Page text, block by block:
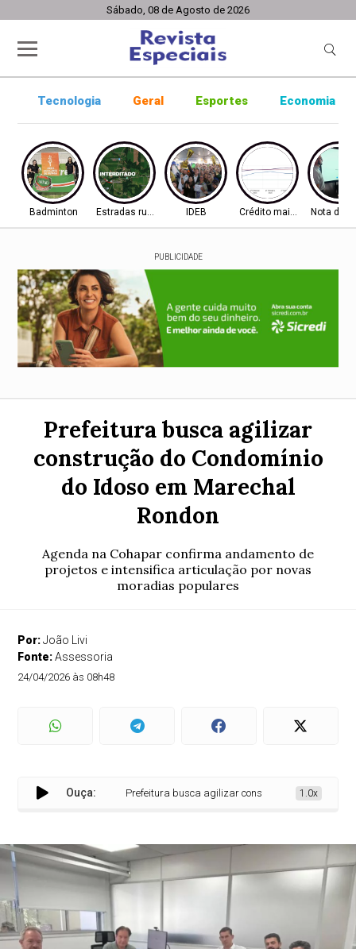
Sábado, 08 de Agosto de 2026
Tecnologia Geral Esportes Economia
Badminton Estradas rurais IDEB Crédito mais difícilNota do
PUBLICIDADE
Prefeitura busca agilizar
construção do Condomínio
do Idoso em Marechal
Rondon
Agenda na Cohapar confirma andamento de
projetos e intensifica articulação por novas
moradias populares
Por:João Livi
Fonte:Assessoria
24/04/2026 às 08h48
Ouça: Prefeitura busca agilizar construção do Condomínio
1.0x